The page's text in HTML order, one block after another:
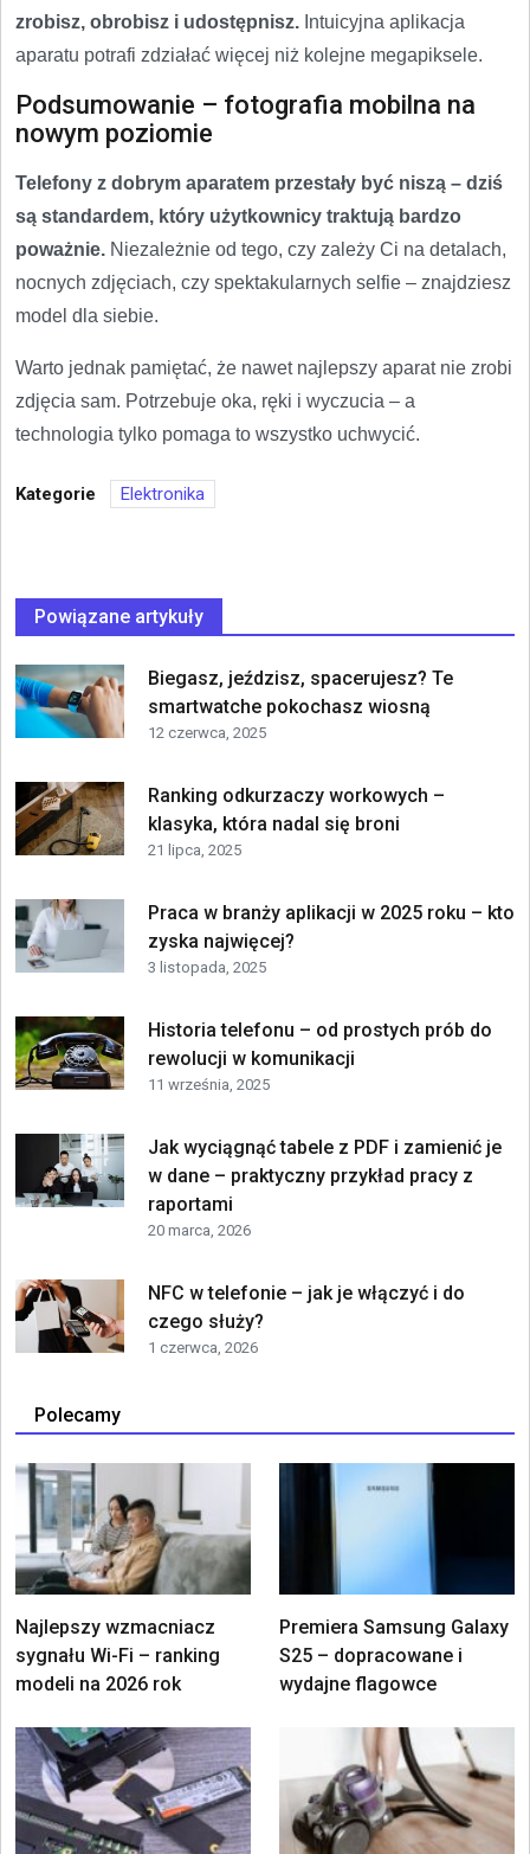
zrobisz, obrobisz i udostępnisz. Intuicyjna aplikacja
aparatu potrafi zdziałać więcej niż kolejne megapiksele.
Podsumowanie – fotografia mobilna na
nowym poziomie
Telefony z dobrym aparatem przestały być niszą – dziś
są standardem, który użytkownicy traktują bardzo
poważnie. Niezależnie od tego, czy zależy Ci na detalach,
nocnych zdjęciach, czy spektakularnych selfie – znajdziesz
model dla siebie.
Warto jednak pamiętać, że nawet najlepszy aparat nie zrobi
zdjęcia sam. Potrzebuje oka, ręki i wyczucia – a
technologia tylko pomaga to wszystko uchwycić.
Kategorie Elektronika
Powiązane artykuły
Biegasz, jeździsz, spacerujesz? Te
smartwatche pokochasz wiosną
12 czerwca, 2025
Ranking odkurzaczy workowych –
klasyka, która nadal się broni
21 lipca, 2025
Praca w branży aplikacji w 2025 roku – kto
zyska najwięcej?
3 listopada, 2025
Historia telefonu – od prostych prób do
rewolucji w komunikacji
11 września, 2025
Jak wyciągnąć tabele z PDF i zamienić je
w dane – praktyczny przykład pracy z
raportami
20 marca, 2026
NFC w telefonie – jak je włączyć i do
czego służy?
1 czerwca, 2026
Polecamy
Najlepszy wzmacniacz
sygnału Wi-Fi – ranking
modeli na 2026 rok
Premiera Samsung Galaxy
S25 – dopracowane i
wydajne flagowce